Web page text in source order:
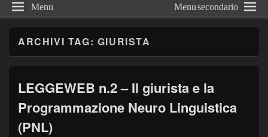
Menu Menu secondario
ARCHIVI TAG: GIURISTA
LEGGEWEB n.2 – Il giurista e la
Programmazione Neuro Linguistica
(PNL)